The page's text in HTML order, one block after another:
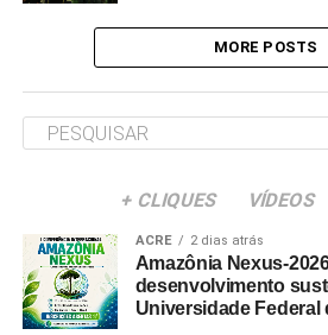
MORE POSTS
+ CLIQUES VÍDEOS
ACRE 2 dias atrás
Amazônia Nexus-
desenvolvimento
Universidade Federal